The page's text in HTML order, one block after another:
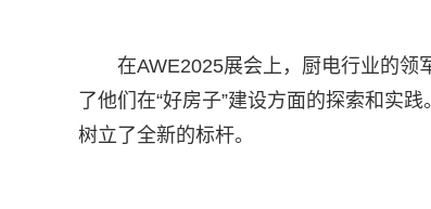
在AWE2025展会上，厨电行业的领
了他们在“好房子”建设方面的探索和实
树立了全新的标杆。